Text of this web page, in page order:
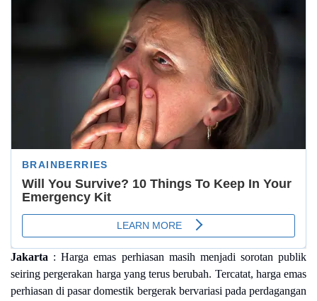
Jakarta : Harga emas perhiasan masih menjadi sorotan publik
seiring pergerakan harga yang terus berubah. Tercatat, harga emas
perhiasan di pasar domestik bergerak bervariasi pada perdagangan